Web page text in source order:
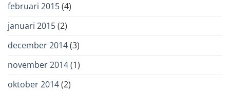
februari 2015(4)
januari 2015(2)
december 2014(3)
november 2014(1)
oktober 2014(2)